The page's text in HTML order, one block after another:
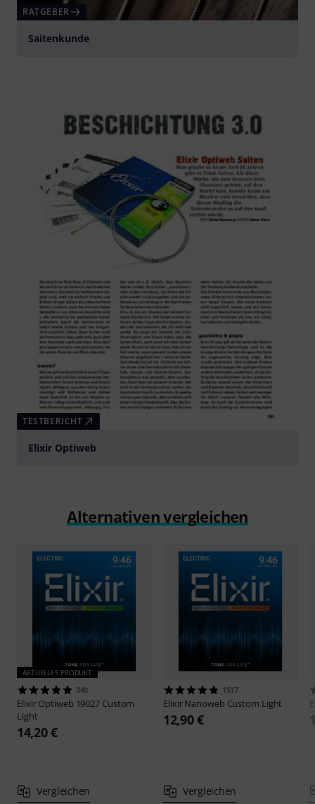
RATGEBER
Saitenkunde
TESTBERICHT
Elixir Optiweb
Alternativen vergleichen
AKTUELLES PRODUKT
340
ElixirOptiweb 19027 Custom
Light
14,20 €
Vergleichen
1517
ElixirNanoweb Custom Light
12,90 €
Vergleichen